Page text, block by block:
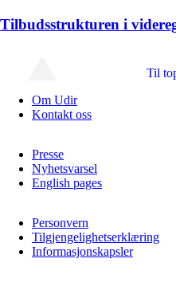
Tilbudsstrukturen i
Til
Om Udir
Kontakt oss
Presse
Nyhetsvarsel
English pages
Personvern
Tilgjengelighetserklæring
Informasjonskapsler